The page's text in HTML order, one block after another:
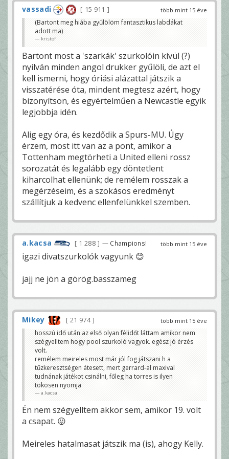
több mint 15 éve
vassadi
15 911
(Bartont meg hiába gyűlölöm fantasztikus labdákat
adott ma)
kristof
Bartont most a 'szarkák' szurkolóin kívül (?)
nyilván minden angol drukker gyűlöli, de azt el
kell ismerni, hogy óriási alázattal játszik a
visszatérése óta, mindent megtesz azért, hogy
bizonyítson, és egyértelműen a Newcastle egyik
legjobbja idén.
Alig egy óra, és kezdődik a Spurs-MU. Úgy
érzem, most itt van az a pont, amikor a
Tottenham megtörheti a United elleni rossz
sorozatát és legalább egy döntetlent
kiharcolhat ellenünk; de remélem rosszak a
megérzéseim, és a szokásos eredményt
szállítjuk a kedvenc ellenfelünkkel szemben.
több mint 15 éve
a.kacsa 1 288 — Champions!
igazi divatszurkolók vagyunk 😊
jajj ne jön a görög.basszameg
több mint 15 éve
Mikey
21 974
hosszú idő után az első olyan félidőt láttam amikor nem
szégyelltem hogy pool szurkoló vagyok. egész jó érzés
volt.
remélem meireles most már jól fog játszani h a
tűzkeresztségen átesett, mert gerrard-al maxival
tudnának játékot csinálni, főleg ha torres is ilyen
tökösen nyomja
a.kacsa
Én nem szégyelltem akkor sem, amikor 19. volt
a csapat. 😛
Meireles hatalmasat játszik ma (is), ahogy Kelly.